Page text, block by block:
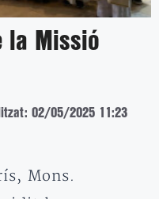
la Missió
02/05/2025 11:23
Mons.